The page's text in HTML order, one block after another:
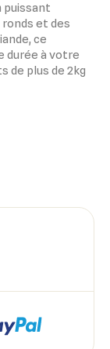
puissant
et des
ce
durée à votre
de plus de 2kg